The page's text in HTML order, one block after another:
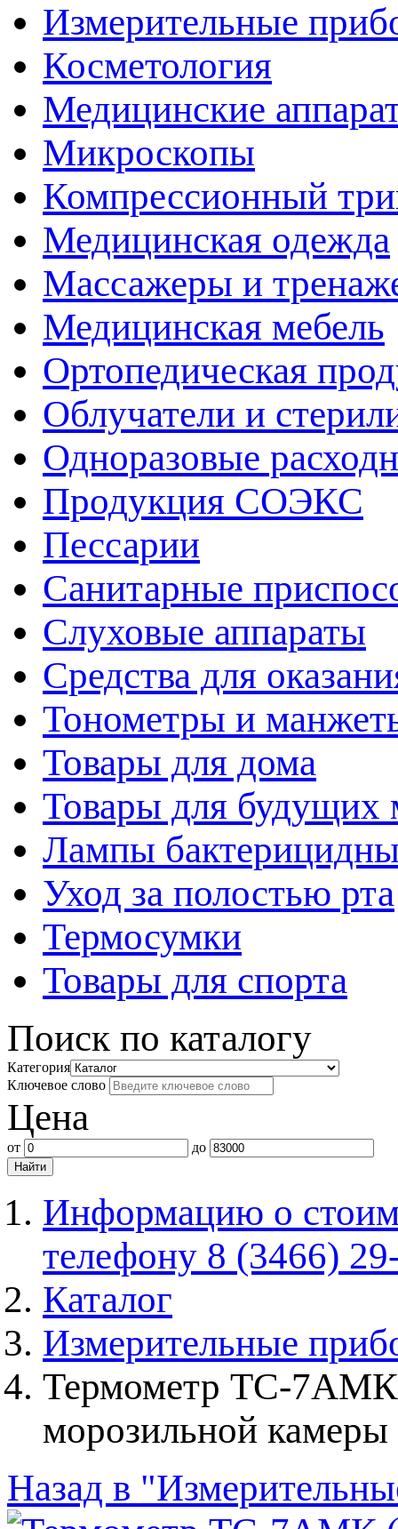
Измерительные
Косметология
Медицинские
Микроскопы
Компрессионный
Медицинская одежда
Массажеры и
Медицинская мебель
Ортопедическая
Облучатели и
Одноразовые
Продукция СОЭКС
Пессарии
Санитарные
Слуховые аппараты
Средства для
Тонометры и
Товары для дома
Товары для будущих
Лампы
Уход за полостью рта
Термосумки
Товары для спорта
Поиск по каталогу
Категория
Ключевое слово
Цена
от до
Информацию о
телефону 8 (3466)
Каталог
Измерительные
Термометр ТС-7АМК
морозильной
Назад в